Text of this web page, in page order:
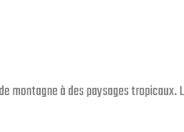
montagne à des paysages tropicaux.